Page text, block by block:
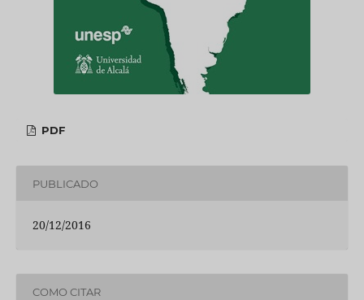
PDF
PUBLICADO
20/12/2016
COMO CITAR